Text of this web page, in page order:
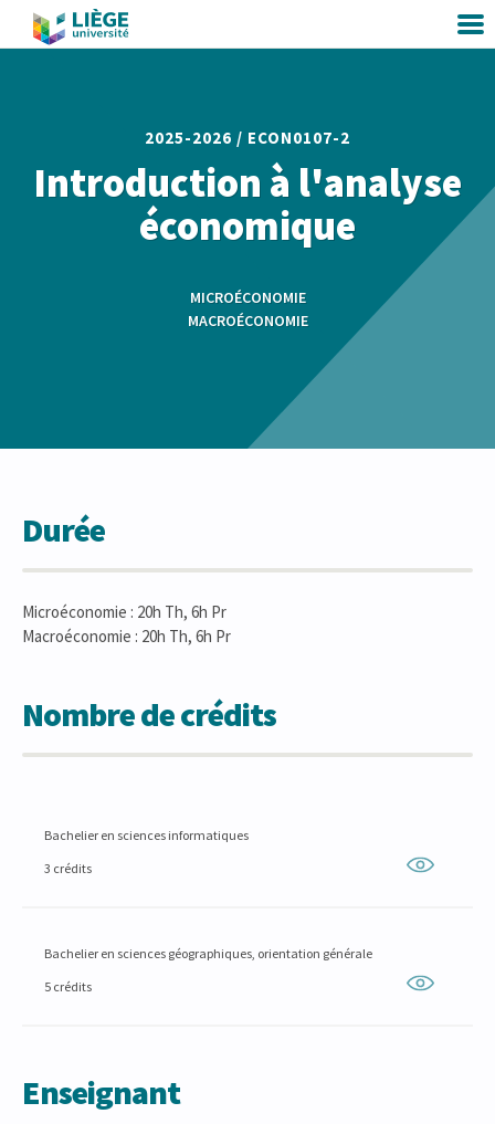
2025-2026 / ECON0107-2
Introduction à l'analyse
économique
MICROÉCONOMIE
MACROÉCONOMIE
Durée
Microéconomie : 20h Th, 6h Pr
Macroéconomie : 20h Th, 6h Pr
Nombre de crédits
Bachelier en sciences informatiques
3 crédits
Bachelier en sciences géographiques, orientation générale
5 crédits
Enseignant